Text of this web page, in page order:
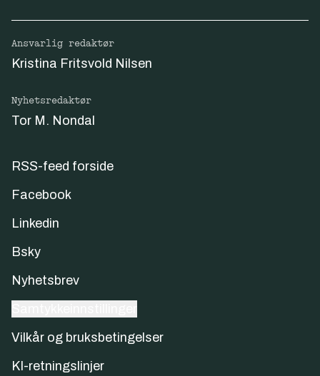
Ansvarlig redaktør
Kristina Fritsvold Nilsen
Nyhetsredaktør
Tor M. Nondal
RSS-feed forside
Facebook
Linkedin
Bsky
Nyhetsbrev
Vilkår og bruksbetingelser
KI-retningslinjer